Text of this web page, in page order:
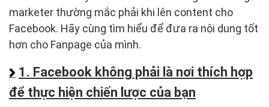
marketer thường mắc phải khi lên content cho
Facebook. Hãy cùng tìm hiểu để đưa ra nội dung tốt
hơn cho Fanpage của mình.
1. Facebook không phải là nơi thích hợp
để thực hiện chiến lược của bạn